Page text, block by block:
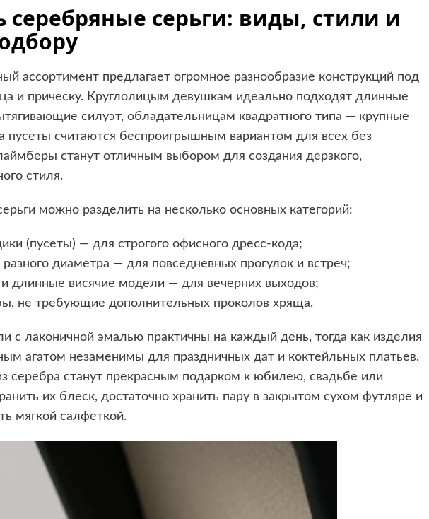
серебряные серьги: виды, стили и
ассортимент предлагает огромное разнообразие конструкций под
и прическу. Круглолицым девушкам идеально подходят длинные
силуэт, обладательницам квадратного типа — крупные
пусеты считаются беспроигрышным вариантом для всех без
станут отличным выбором для создания дерзкого,
стиля.
можно разделить на несколько основных категорий:
(пусеты) — для строгого офисного дресс-кода;
диаметра — для повседневных прогулок и встреч;
длинные висячие модели — для вечерних выходов;
не требующие дополнительных проколов хряща.
с лаконичной эмалью практичны на каждый день, тогда как изделия
агатом незаменимы для праздничных дат и коктейльных платьев.
серебра станут прекрасным подарком к юбилею, свадьбе или
их блеск, достаточно хранить пару в закрытом сухом футляре и
мягкой салфеткой.